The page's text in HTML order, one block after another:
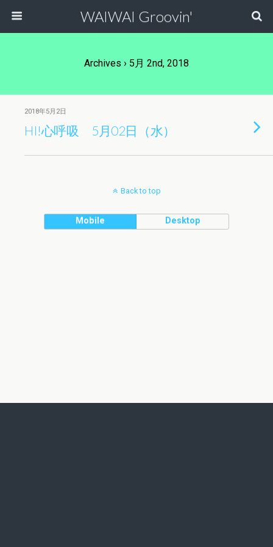
WAIWAI Groovin'
Archives › 5月 2nd, 2018
2018年5月2日
HI!心呼吸 5月02日（水）
Back to top
Mobile Desktop